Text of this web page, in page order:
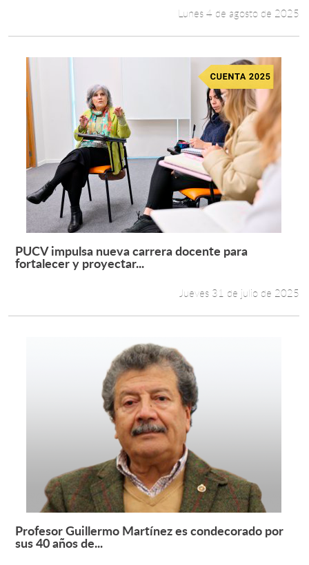
Lunes 4 de agosto de 2025
Leer más +
PUCV impulsa nueva carrera docente para
fortalecer y proyectar...
Jueves 31 de julio de 2025
Leer más +
Profesor Guillermo Martínez es condecorado por
sus 40 años de...